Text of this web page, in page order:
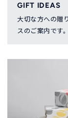
GIFT IDEAS
大切な方への贈
スのご案内です。